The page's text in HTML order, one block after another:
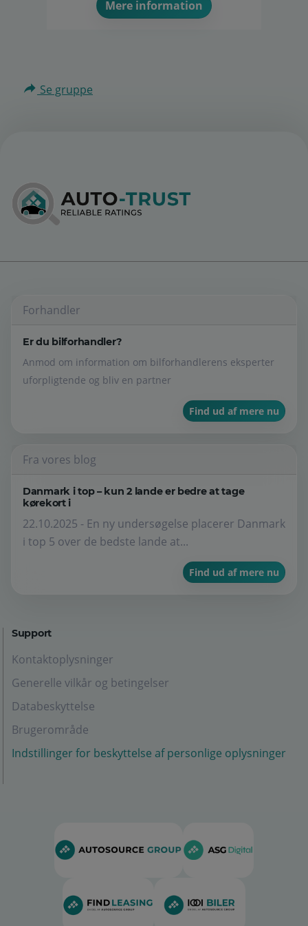
Mere information
Se gruppe
Forhandler
Er du bilforhandler?
Anmod om information om bilforhandlerens eksperter
uforpligtende og bliv en partner
Find ud af mere nu
Fra vores blog
Danmark i top – kun 2 lande er bedre at tage
kørekort i
22.10.2025 - En ny undersøgelse placerer Danmark
i top 5 over de bedste lande at...
Find ud af mere nu
Support
Kontaktoplysninger
Generelle vilkår og betingelser
Databeskyttelse
Brugerområde
Indstillinger for beskyttelse af personlige oplysninger